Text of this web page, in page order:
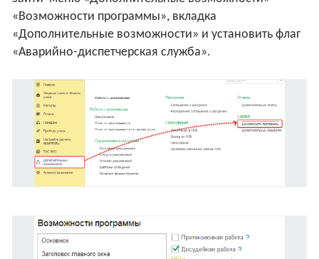
«Возможности программы», вкладка
«Дополнительные возможности» и установить флаг
«Аварийно-диспетчерская служба».